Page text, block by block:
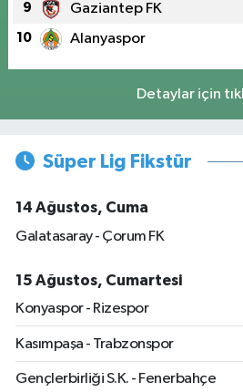
9 Gaziantep FK
10 Alanyaspor
Detaylar için
Süper Lig Fikstür
14 Ağustos, Cuma
Galatasaray - Çorum FK
15 Ağustos, Cumartesi
Konyaspor - Rizespor
Kasımpaşa - Trabzonspor
Gençlerbirliği S.K. - Fenerbahçe